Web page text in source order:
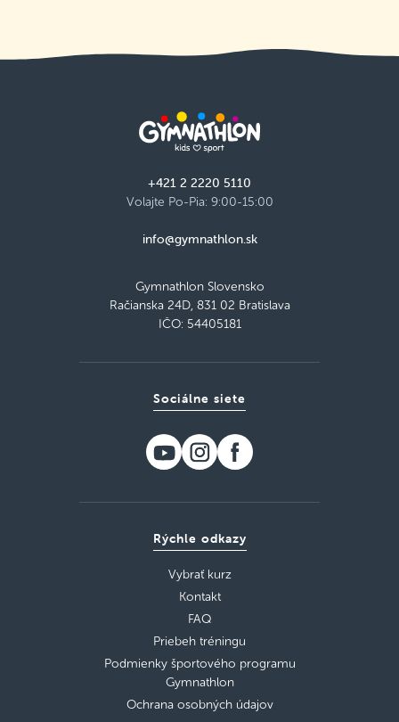
+421 2 2220 5110
Volajte Po-Pia: 9:00-15:00
info@gymnathlon.sk
Gymnathlon Slovensko
Račianska 24D, 831 02 Bratislava
IČO: 54405181
Rýchle odkazy
Vybrať kurz
Kontakt
FAQ
Priebeh tréningu
Podmienky športového programu
Gymnathlon
Ochrana osobných údajov
Sociálne siete